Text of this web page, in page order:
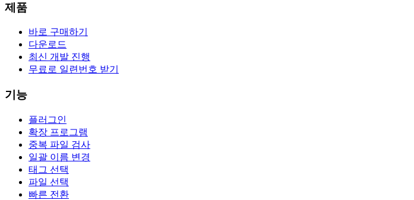
제품
바로 구매하기
다운로드
최신 개발 진행
무료로 일련번호 받기
기능
플러그인
확장 프로그램
중복 파일 검사
일괄 이름 변경
태그 선택
파일 선택
빠른 전환